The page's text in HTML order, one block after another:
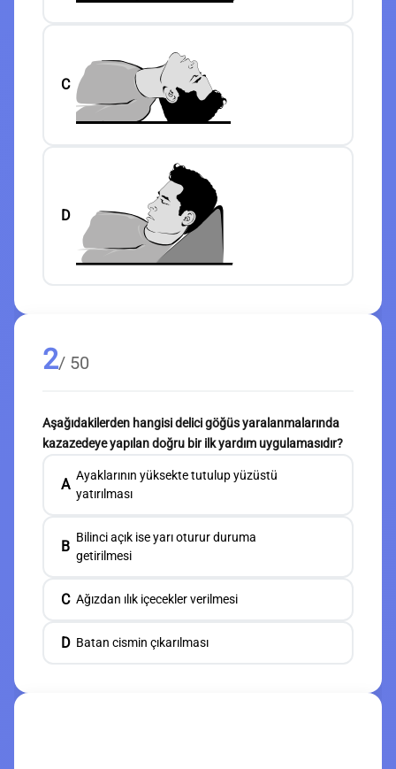
C
D
2/ 50
Aşağıdakilerden hangisi delici göğüs yaralanmalarında
kazazedeye yapılan doğru bir ilk yardım uygulamasıdır?
A
Ayaklarının yüksekte tutulup yüzüstü
yatırılması
B
Bilinci açık ise yarı oturur duruma
getirilmesi
C Ağızdan ılık içecekler verilmesi
D Batan cismin çıkarılması